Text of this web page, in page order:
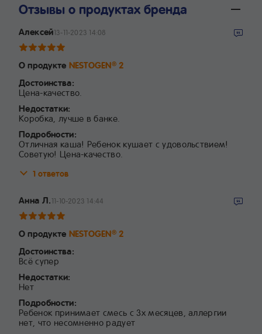
Отзывы о продуктах бренда
Алексей13-11-2023 14:08
О продукте NESTOGEN®2
Достоинства:
Цена-качество.
Недостатки:
Коробка, лучше в банке.
Подробности:
Отличная каша! Ребенок кушает с удовольствием!
Советую! Цена-качество.
1 ответов
Анна Л.11-10-2023 14:44
О продукте NESTOGEN®2
Достоинства:
Всё супер
Недостатки:
Нет
Подробности:
Ребенок принимает смесь с 3х месяцев, аллергии
нет, что несомненно радует